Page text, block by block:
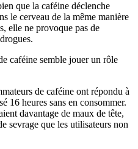
que la caféine déclenche
le cerveau de la même manière
elle ne provoque pas de
caféine semble jouer un rôle
de caféine ont répondu à
16 heures sans en consommer.
davantage de maux de tête,
sevrage que les utilisateurs non